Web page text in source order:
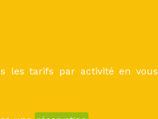
les tarifs par activité en vous